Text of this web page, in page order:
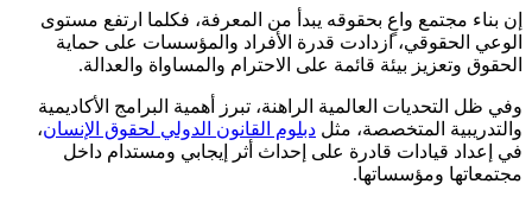
إن بناء مجتمع واعٍ بحقوقه يبدأ من المعرفة، فكلما ارتفع مستوى
الوعي الحقوقي، ازدادت قدرة الأفراد والمؤسسات على حماية
الحقوق وتعزيز بيئة قائمة على الاحترام والمساواة والعدالة.
وفي ظل التحديات العالمية الراهنة، تبرز أهمية البرامج الأكاديمية
والتدريبية المتخصصة، مثل دبلوم القانون الدولي لحقوق الإنسان،
في إعداد قيادات قادرة على إحداث أثر إيجابي ومستدام داخل
مجتمعاتها ومؤسساتها.